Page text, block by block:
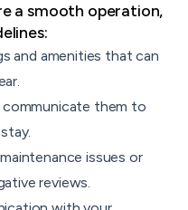
a smooth operation,
and amenities that can
communicate them to
issues or
reviews.